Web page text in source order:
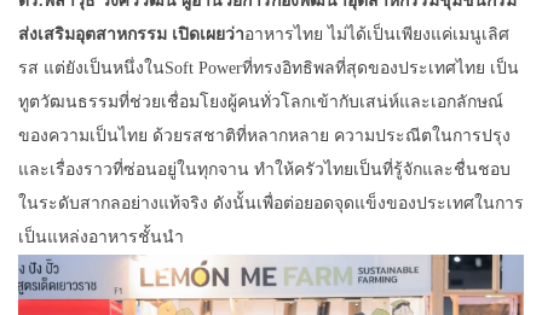
ส่งเสริมอุตสาหกรรม เปิดเผยว่าอาหารไทย ไม่ได้เป็นเพียงแค่เมนูเลิศ
รส แต่ยังเป็นหนึ่งในSoft Powerที่ทรงอิทธิพลที่สุดของประเทศไทย เป็น
ทูตวัฒนธรรมที่ช่วยเชื่อมโยงผู้คนทั่วโลกเข้ากับเสน่ห์และเอกลักษณ์
ของความเป็นไทย ด้วยรสชาติที่หลากหลาย ความประณีตในการปรุง
และเรื่องราวที่ซ่อนอยู่ในทุกจาน ทำให้ครัวไทยเป็นที่รู้จักและชื่นชอบ
ในระดับสากลอย่างแท้จริง ดังนั้นเพื่อต่อยอดจุดแข็งของประเทศในการ
เป็นแหล่งอาหารชั้นนำ